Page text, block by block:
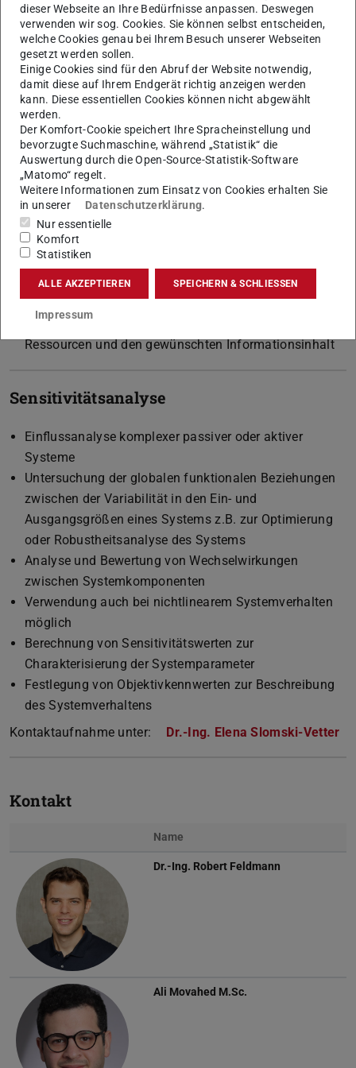
Finite-Elemente-Analyse
Analyse der strukturdynamischen Eigenschaften einer
Konstruktion
Schallabstrahlung
numerische Berechnung der Schallabstrahlung von
schwingenden Bauteilen mittels FEM oder BEM
Statistische Versuchsplanung
Beratung und Durchführung experimenteller
Untersuchungen der funktionalen Beziehungen
zwischen der Variabilität in den Ein- und
Ausgangsgrößen eines Systems
Anpassung der Versuchsdurchführung an vorhandene
Ressourcen und den gewünschten Informationsinhalt
Sensitivitätsanalyse
Einflussanalyse komplexer passiver oder aktiver
Systeme
Untersuchung der globalen funktionalen Beziehungen
zwischen der Variabilität in den Ein- und
Ausgangsgrößen eines Systems z.B. zur Optimierung
oder Robustheitsanalyse des Systems
Analyse und Bewertung von Wechselwirkungen
zwischen Systemkomponenten
Verwendung auch bei nichtlinearem Systemverhalten
möglich
Berechnung von Sensitivitätswerten zur
Charakterisierung der Systemparameter
Festlegung von Objektivkennwerten zur Beschreibung
des Systemverhaltens
Kontaktaufnahme unter:
Dr.-Ing. Elena Slomski-Vetter
Kontakt
Name
Dr.-Ing. Robert Feldmann
Ali Movahed M.Sc.
dieser Webseite an Ihre Bedürfnisse anpassen. Deswegen
verwenden wir sog. Cookies. Sie können selbst entscheiden,
welche Cookies genau bei Ihrem Besuch unserer Webseiten
gesetzt werden sollen.
Einige Cookies sind für den Abruf der Website notwendig,
damit diese auf Ihrem Endgerät richtig anzeigen werden
kann. Diese essentiellen Cookies können nicht abgewählt
werden.
Der Komfort-Cookie speichert Ihre Spracheinstellung und
bevorzugte Suchmaschine, während „Statistik“ die
Auswertung durch die Open-Source-Statistik-Software
„Matomo“ regelt.
Weitere Informationen zum Einsatz von Cookies erhalten Sie
in unserer
Datenschutzerklärung.
Nur essentielle
Komfort
Statistiken
ALLE AKZEPTIEREN SPEICHERN & SCHLIESSEN
Impressum